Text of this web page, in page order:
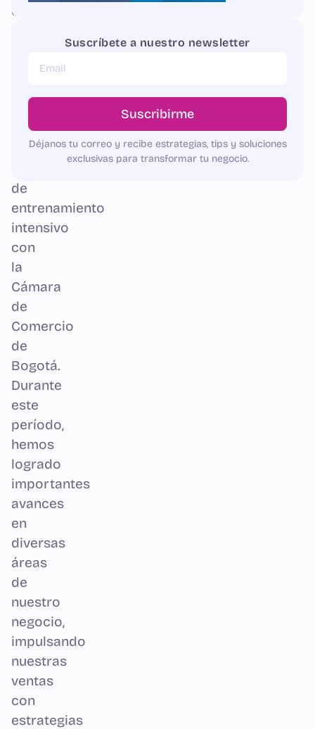
en
desafiante
pero
varios
de
entrenamiento
intensivo
con
la
Cámara
de
Comercio
de
Bogotá.
Durante
este
período,
hemos
logrado
importantes
avances
en
diversas
áreas
de
nuestro
negocio,
impulsando
nuestras
ventas
con
estrategias
Suscríbete a nuestro newsletter
Suscribirme
Déjanos tu correo y recibe estrategias, tips y soluciones
exclusivas para transformar tu negocio.